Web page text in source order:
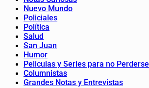
Nuevo Mundo
Policiales
Política
Salud
San Juan
Humor
Peliculas y Series para no Perderse
Columnistas
Grandes Notas y Entrevistas